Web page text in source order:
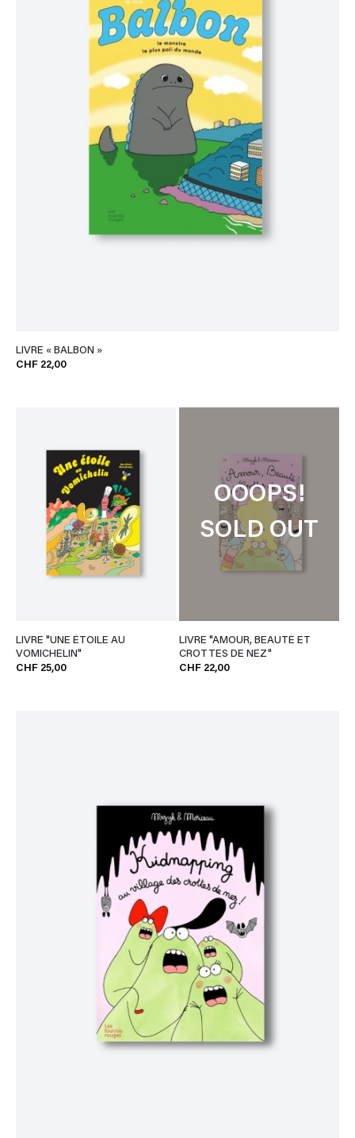
LIVRE « BALBON »
CHF 22,00
LIVRE "UNE ÉTOILE AU
VOMICHELIN"
CHF 25,00
OOOPS!
SOLD OUT
LIVRE "AMOUR, BEAUTÉ ET
CROTTES DE NEZ"
CHF 22,00